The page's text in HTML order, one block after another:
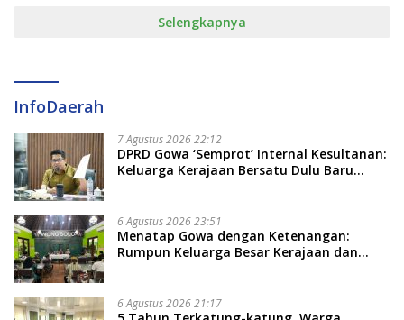
Selengkapnya
InfoDaerah
7 Agustus 2026 22:12
DPRD Gowa ‘Semprot’ Internal Kesultanan:
Keluarga Kerajaan Bersatu Dulu Baru
6 Agustus 2026 23:51
Menatap Gowa dengan Ketenangan:
Rumpun Keluarga Besar Kerajaan dan
Soal Adat dan Adab
6 Agustus 2026 21:17